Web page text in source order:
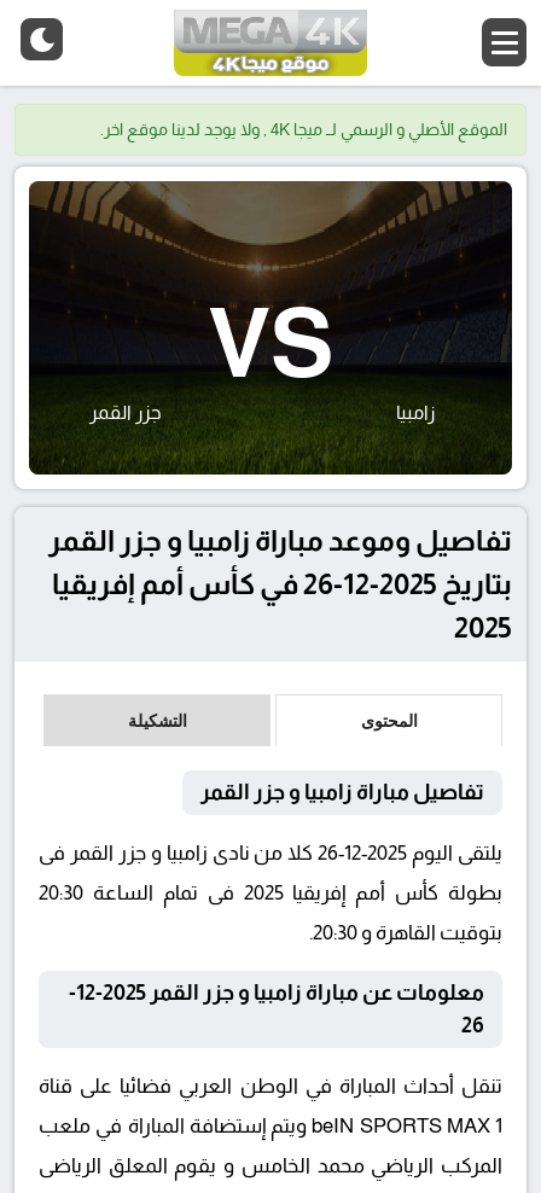
الموقع الأصلي و الرسمي لــ ميجا 4K , ولا يوجد لدينا موقع اخر.
زامبيا
VS
جزر القمر
تفاصيل وموعد مباراة زامبيا و جزر القمر
بتاريخ 2025-12-26 في كأس أمم إفريقيا
2025
المحتوى التشكيلة
تفاصيل مباراة زامبيا و جزر القمر
يلتقى اليوم 2025-12-26 كلا من نادى زامبيا و جزر القمر فى
بطولة كأس أمم إفريقيا 2025 فى تمام الساعة 20:30
بتوقيت القاهرة و 20:30.
معلومات عن مباراة زامبيا و جزر القمر 2025-12-
26
تنقل أحداث المباراة في الوطن العربي فضائيا على قناة
beIN SPORTS MAX 1 ويتم إستضافة المباراة في ملعب
المركب الرياضي محمد الخامس و يقوم المعلق الرياضى